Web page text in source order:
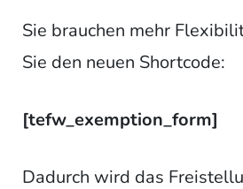
Sie brauchen mehr
Sie den neuen Shortcode:
[tefw_exemption_form]
Dadurch wird das